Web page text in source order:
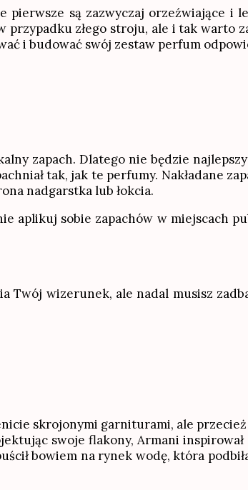
pierwsze są zazwyczaj orzeźwiające i
przypadku złego stroju, ale i tak warto
i budować swój zestaw perfum
zapach. Dlatego nie będzie
tak, jak te perfumy. Nakładane
nadgarstka lub łokcia.
aplikuj sobie zapachów w miejscach
Twój wizerunek, ale nadal musisz
skrojonymi garniturami, ale
swoje flakony, Armani inspirował
bowiem na rynek wodę, która